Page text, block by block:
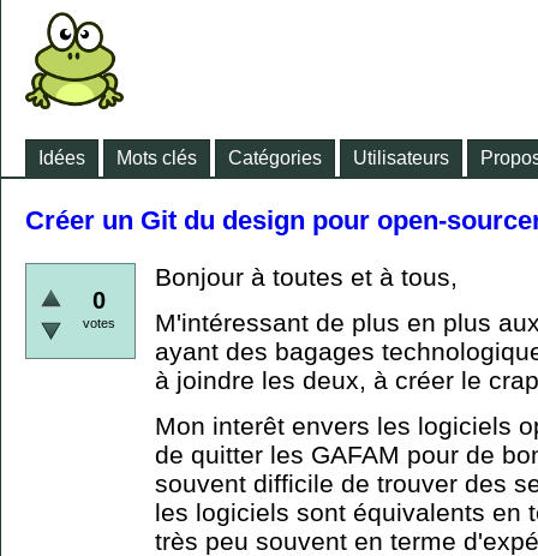
Idées Mots clés Catégories Utilisateurs
Créer un Git du design pour open-
0
votes
Bonjour à toutes et à tous,
M'intéressant de plus en plus
ayant des bagages
à joindre les deux, à créer le
Mon interêt envers les logiciels
de quitter les GAFAM pour de
souvent difficile de trouver des
les logiciels sont équivalents en
très peu souvent en terme